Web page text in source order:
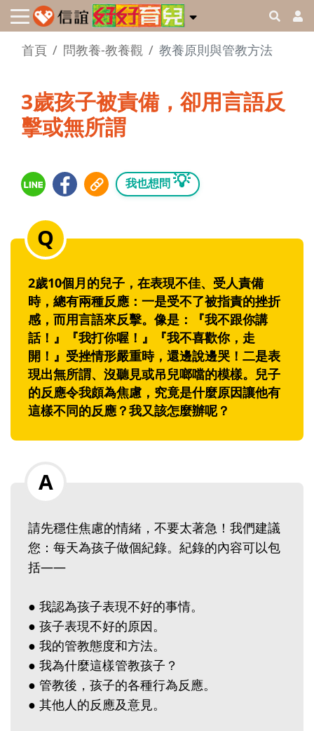
首頁 問教養-教養觀 教養原則與管教方法
3歲孩子被責備，卻用言語反
擊或無所謂
我也想問 💡
2歲10個月的兒子，在表現不佳、受人責備
時，總有兩種反應：一是受不了被指責的挫折
感，而用言語來反擊。像是：『我不跟你講
話！』『我打你喔！』『我不喜歡你，走
開！』受挫情形嚴重時，還邊說邊哭！二是表
現出無所謂、沒聽見或吊兒啷噹的模樣。兒子
的反應令我頗為焦慮，究竟是什麼原因讓他有
這樣不同的反應？我又該怎麼辦呢？
請先穩住焦慮的情緒，不要太著急！我們建議
您：每天為孩子做個紀錄。紀錄的內容可以包
括——
● 我認為孩子表現不好的事情。
● 孩子表現不好的原因。
● 我的管教態度和方法。
● 我為什麼這樣管教孩子？
● 管教後，孩子的各種行為反應。
● 其他人的反應及意見。